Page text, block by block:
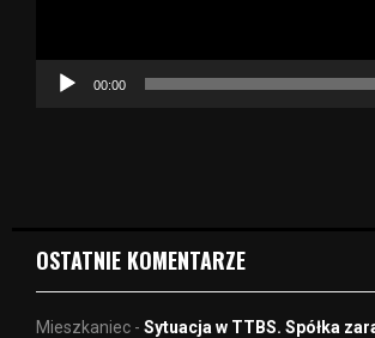
c
00:00
OSTATNIE KOMENTARZE
Mieszkaniec - Sytuacja w TTBS. Spółka